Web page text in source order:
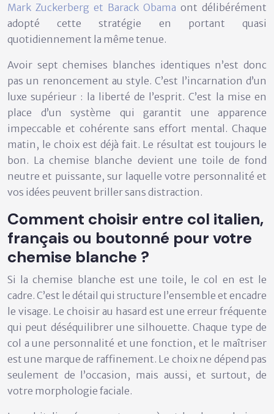
Mark Zuckerberg et Barack Obama ont délibérément
adopté cette stratégie en portant quasi
quotidiennement la même tenue.
Avoir sept chemises blanches identiques n’est donc
pas un renoncement au style. C’est l’incarnation d’un
luxe supérieur : la liberté de l’esprit. C’est la mise en
place d’un système qui garantit une apparence
impeccable et cohérente sans effort mental. Chaque
matin, le choix est déjà fait. Le résultat est toujours le
bon. La chemise blanche devient une toile de fond
neutre et puissante, sur laquelle votre personnalité et
vos idées peuvent briller sans distraction.
Comment choisir entre col italien,
français ou boutonné pour votre
chemise blanche ?
Si la chemise blanche est une toile, le col en est le
cadre. C’est le détail qui structure l’ensemble et encadre
le visage. Le choisir au hasard est une erreur fréquente
qui peut déséquilibrer une silhouette. Chaque type de
col a une personnalité et une fonction, et le maîtriser
est une marque de raffinement. Le choix ne dépend pas
seulement de l’occasion, mais aussi, et surtout, de
votre morphologie faciale.